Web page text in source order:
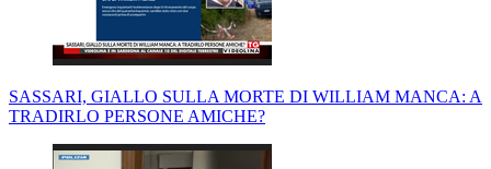
SASSARI, GIALLO SULLA MORTE DI WILLIAM MANCA: A
TRADIRLO PERSONE AMICHE?